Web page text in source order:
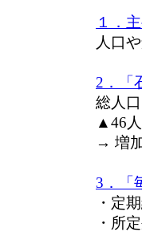
１．
人口
2．「
総人
▲46人
→ 増
3．「
・定
・所